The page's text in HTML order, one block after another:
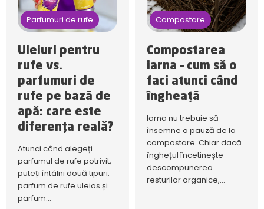
Parfumuri de rufe
Uleiuri pentru
rufe vs.
parfumuri de
rufe pe bază de
apă: care este
diferența reală?
Atunci când alegeți
parfumul de rufe potrivit,
puteți întâlni două tipuri:
parfum de rufe uleios și
parfum...
Compostare
Compostarea
iarna – cum să o
faci atunci când
îngheață
Iarna nu trebuie să
însemne o pauză de la
compostare. Chiar dacă
înghețul încetinește
descompunerea
resturilor organice,...